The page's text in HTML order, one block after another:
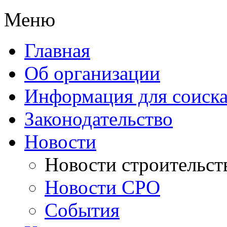
Меню
Главная
Об организации
Информация для
Законодательство
Новости
Новости
Новости СРО
События